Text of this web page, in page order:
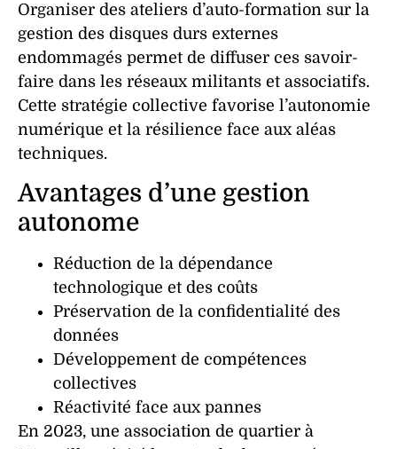
Organiser des ateliers d’auto-formation sur la
gestion des disques durs externes
endommagés permet de diffuser ces savoir-
faire dans les réseaux militants et associatifs.
Cette stratégie collective favorise l’autonomie
numérique et la résilience face aux aléas
techniques.
Avantages d’une gestion
autonome
Réduction de la dépendance
technologique et des coûts
Préservation de la confidentialité des
données
Développement de compétences
collectives
Réactivité face aux pannes
En 2023, une association de quartier à